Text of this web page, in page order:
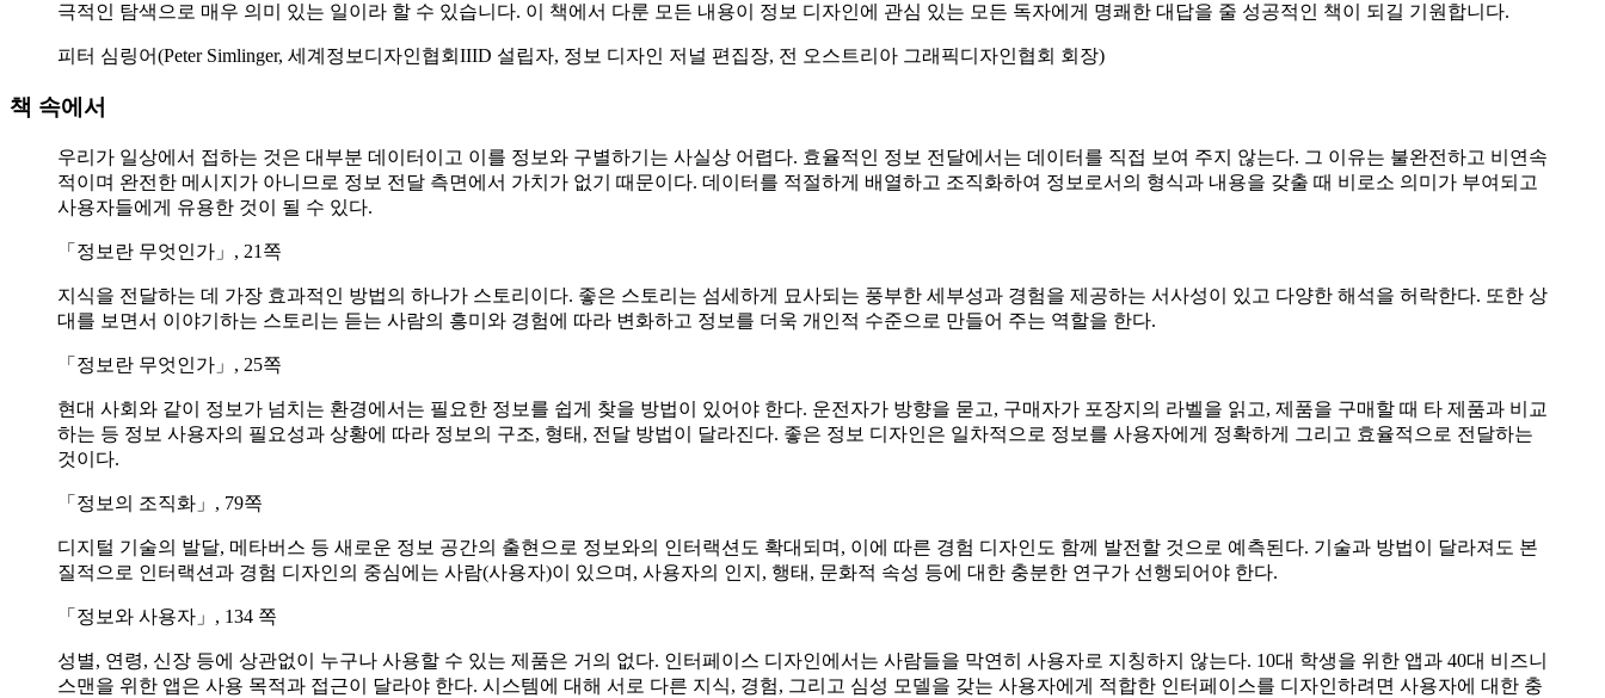
극적인 탐색으로 매우 의미 있는 일이라 할 수 있습니다. 이 책에서 다룬 모든 내용이 정보 디자인에 관심 있는 모든 독자에게 명쾌한 대답을 줄 성공적인 책이 되길 기원합니다.
피터 심링어(Peter Simlinger, 세계정보디자인협회IIID 설립자, 정보 디자인 저널 편집장, 전 오스트리아 그래픽디자인협회 회장)
책 속에서
우리가 일상에서 접하는 것은 대부분 데이터이고 이를 정보와 구별하기는 사실상 어렵다. 효율적인 정보 전달에서는 데이터를 직접 보여 주지 않는다. 그 이유는 불완전하고 비연속
적이며 완전한 메시지가 아니므로 정보 전달 측면에서 가치가 없기 때문이다. 데이터를 적절하게 배열하고 조직화하여 정보로서의 형식과 내용을 갖출 때 비로소 의미가 부여되고
사용자들에게 유용한 것이 될 수 있다.
「정보란 무엇인가」, 21쪽
지식을 전달하는 데 가장 효과적인 방법의 하나가 스토리이다. 좋은 스토리는 섬세하게 묘사되는 풍부한 세부성과 경험을 제공하는 서사성이 있고 다양한 해석을 허락한다. 또한 상
대를 보면서 이야기하는 스토리는 듣는 사람의 흥미와 경험에 따라 변화하고 정보를 더욱 개인적 수준으로 만들어 주는 역할을 한다.
「정보란 무엇인가」, 25쪽
현대 사회와 같이 정보가 넘치는 환경에서는 필요한 정보를 쉽게 찾을 방법이 있어야 한다. 운전자가 방향을 묻고, 구매자가 포장지의 라벨을 읽고, 제품을 구매할 때 타 제품과 비교
하는 등 정보 사용자의 필요성과 상황에 따라 정보의 구조, 형태, 전달 방법이 달라진다. 좋은 정보 디자인은 일차적으로 정보를 사용자에게 정확하게 그리고 효율적으로 전달하는
것이다.
「정보의 조직화」, 79쪽
디지털 기술의 발달, 메타버스 등 새로운 정보 공간의 출현으로 정보와의 인터랙션도 확대되며, 이에 따른 경험 디자인도 함께 발전할 것으로 예측된다. 기술과 방법이 달라져도 본
질적으로 인터랙션과 경험 디자인의 중심에는 사람(사용자)이 있으며, 사용자의 인지, 행태, 문화적 속성 등에 대한 충분한 연구가 선행되어야 한다.
「정보와 사용자」, 134 쪽
성별, 연령, 신장 등에 상관없이 누구나 사용할 수 있는 제품은 거의 없다. 인터페이스 디자인에서는 사람들을 막연히 사용자로 지칭하지 않는다. 10대 학생을 위한 앱과 40대 비즈니
스맨을 위한 앱은 사용 목적과 접근이 달라야 한다. 시스템에 대해 서로 다른 지식, 경험, 그리고 심성 모델을 갖는 사용자에게 적합한 인터페이스를 디자인하려면 사용자에 대한 충